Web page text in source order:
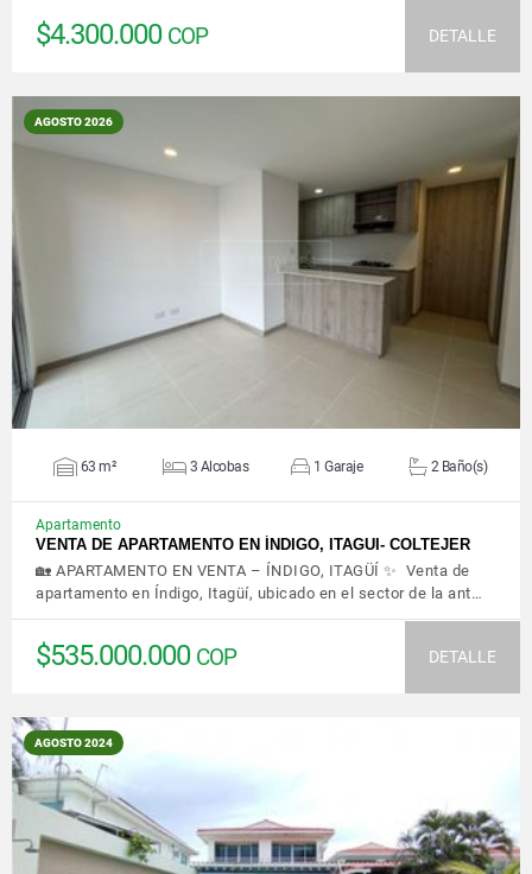
$4.300.000 COP DETALLE
AGOSTO 2026
VER DETALLES
63 m² 3 Alcobas 1 Garaje 2 Baño(s)
Apartamento
VENTA DE APARTAMENTO EN ÍNDIGO, ITAGUI- COLTEJER
🏡 APARTAMENTO EN VENTA – ÍNDIGO, ITAGÜÍ ✨ Venta de
apartamento en Índigo, Itagüí, ubicado en el sector de la ant…
$535.000.000 COP DETALLE
AGOSTO 2024